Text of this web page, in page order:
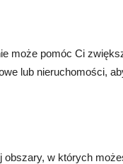
może pomóc Ci
lub nieruchomości,
obszary, w których